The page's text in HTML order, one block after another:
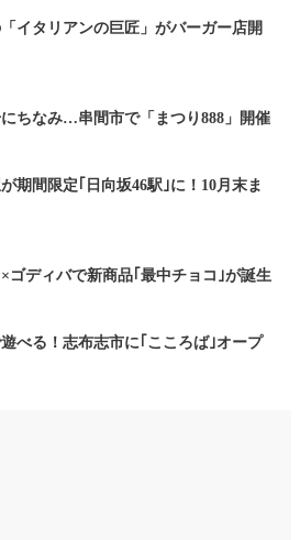
「イタリアンの巨匠」がバーガー店開
にちなみ…串間市で「まつり888」開催
期間限定｢日向坂46駅｣に！10月末ま
×ゴディバで新商品｢最中チョコ｣が誕生
遊べる！志布志市に｢こころば｣オープ